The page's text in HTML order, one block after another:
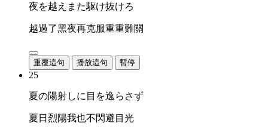
夜を越えまた駆け抜けろ
越過了黑夜再克服重重難關
重覆這句 播放這句 暫停
25
夏の陽射しに目を逸らさず
夏日烈陽我也不閃避目光